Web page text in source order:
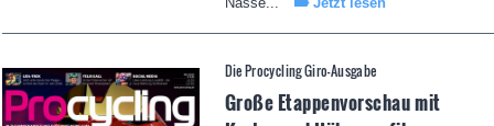
Die Procycling Giro-Ausgabe
Große Etappenvorschau mit